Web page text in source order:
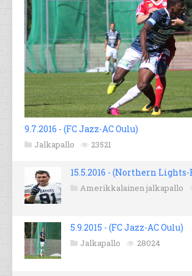
9.7.2016 - (FC Jazz-AC Oulu)
Jalkapallo 23521
15.5.2016 - (Northern Lights-
Amerikkalainen jalkapallo
5.9.2015 - (FC Jazz-AC Oulu)
Jalkapallo 28024